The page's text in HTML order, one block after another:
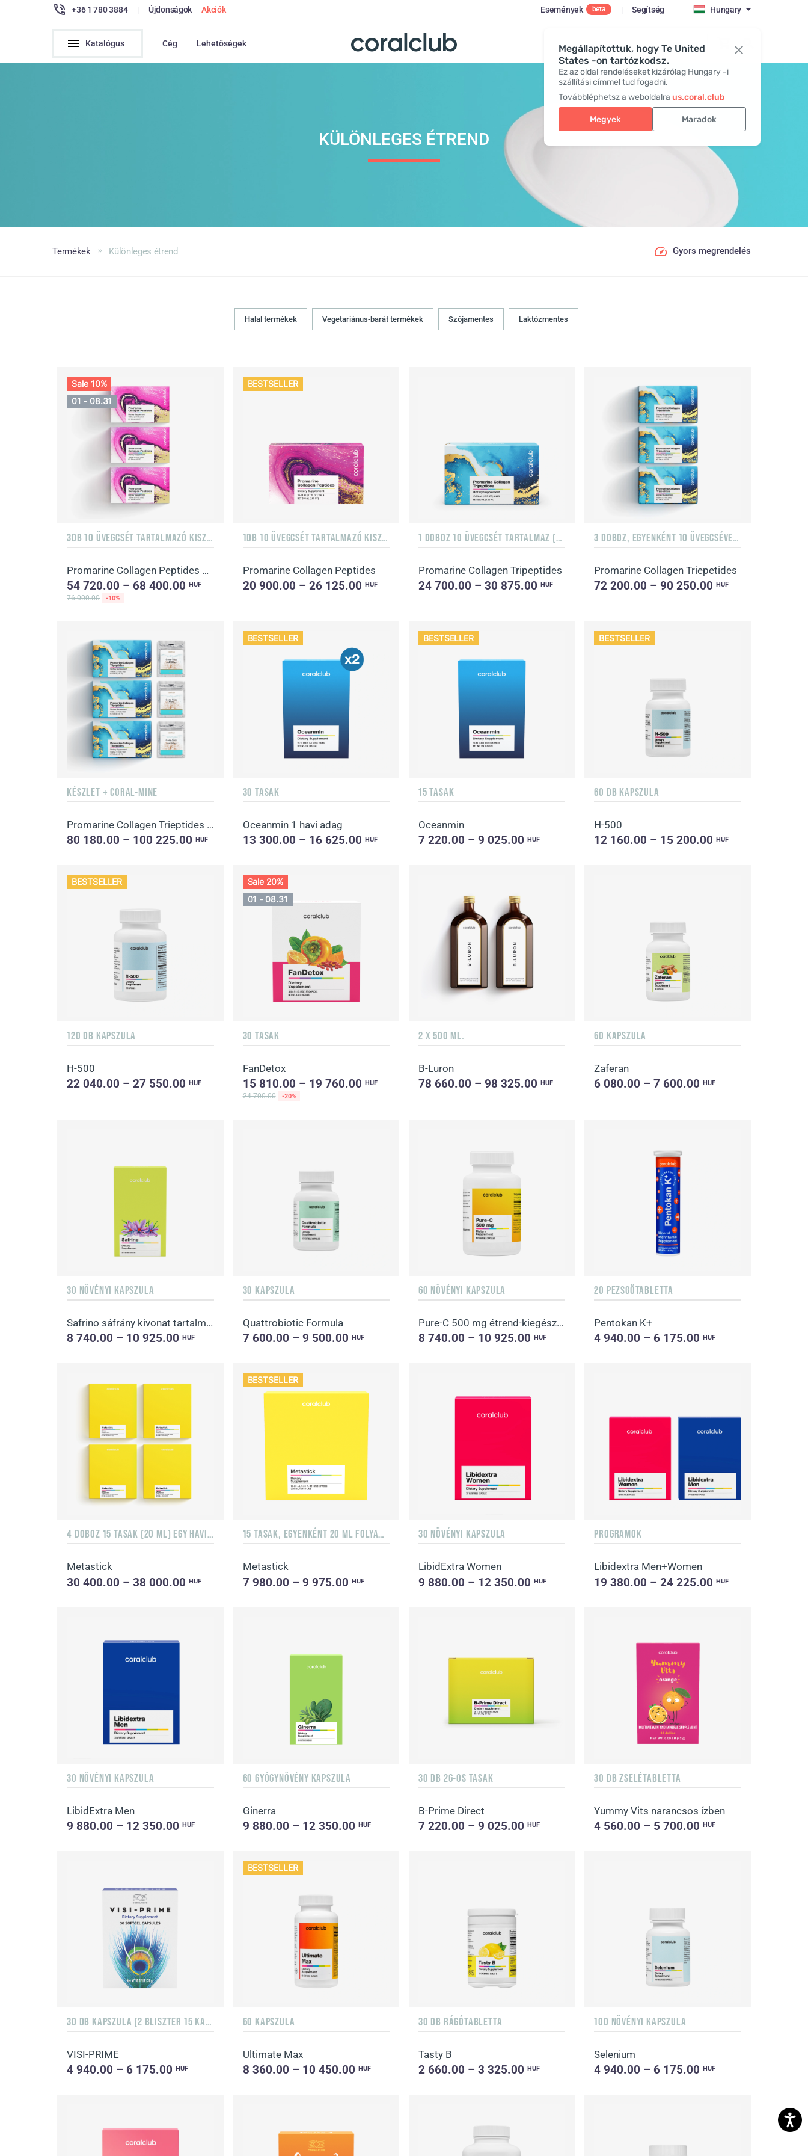
Megállapítottuk, hogy Te United
States -on tartózkodsz.
Ez az oldal rendeléseket kizárólag Hungary -i
szállítási címmel tud fogadni.
Továbbléphetsz a weboldalra us.coral.club
Megyek Maradok
+36 1 780 3884 | Újdonságok Akciók Események beta | Segítség Hungary
Katalógus Cég Lehetőségek Belépés
KÜLÖNLEGES ÉTREND
Termékek Különleges étrend Gyors megrendelés
Halal termékek Vegetariánus-barát termékek Szójamentes Laktózmentes
Sale 10%
01 - 08.31
3DB 10 ÜVEGCSÉT TARTALMAZÓ KISZERLÉS
Promarine Collagen Peptides étrend-kiegészítő, édesítőszerrel 1 havi adag
54 720.00 – 68 400.00HUF
76 000.00
-10%
BESTSELLER
1DB 10 ÜVEGCSÉT TARTALMAZÓ KISZERLÉS
Promarine Collagen Peptides
20 900.00 – 26 125.00 HUF
1 DOBOZ 10 ÜVEGCSÉT TARTALMAZ (50 ML)
Promarine Collagen Tripeptides
24 700.00 – 30 875.00 HUF
3 DOBOZ, EGYENKÉNT 10 ÜVEGCSÉVEL (50 ML)
Promarine Collagen Triepetides
72 200.00 – 90 250.00HUF
KÉSZLET + CORAL-MINE
Promarine Collagen Trieptides & Coral-Mine
80 180.00 – 100 225.00HUF
BESTSELLER
30 TASAK
Oceanmin 1 havi adag
13 300.00 – 16 625.00 HUF
BESTSELLER
15 TASAK
Oceanmin
7 220.00 – 9 025.00 HUF
BESTSELLER
60 DB KAPSZULA
H-500
12 160.00 – 15 200.00HUF
BESTSELLER
120 DB KAPSZULA
H-500
22 040.00 – 27 550.00HUF
Sale 20%
01 - 08.31
30 TASAK
FanDetox
15 810.00 – 19 760.00 HUF
24 700.00
-20%
2 X 500 ML.
B-Luron
78 660.00 – 98 325.00 HUF
60 KAPSZULA
Zaferan
6 080.00 – 7 600.00HUF
30 NÖVÉNYI KAPSZULA
Safrino sáfrány kivonat tartalmú étrend-kiegészítő kapszula
8 740.00 – 10 925.00HUF
30 KAPSZULA
Quattrobiotic Formula
7 600.00 – 9 500.00 HUF
60 NÖVÉNYI KAPSZULA
Pure-C 500 mg étrend-kiegészítő kapszula C-vitaminnal
8 740.00 – 10 925.00 HUF
20 PEZSGŐTABLETTA
Pentokan K+
4 940.00 – 6 175.00HUF
4 DOBOZ 15 TASAK (20 ML) EGY HAVI ADAG
Metastick
30 400.00 – 38 000.00HUF
BESTSELLER
15 TASAK, EGYENKÉNT 20 ML FOLYADÉKKAL
Metastick
7 980.00 – 9 975.00 HUF
30 NÖVÉNYI KAPSZULA
LibidExtra Women
9 880.00 – 12 350.00 HUF
PROGRAMOK
Libidextra Men+Women
19 380.00 – 24 225.00HUF
30 NÖVÉNYI KAPSZULA
LibidExtra Men
9 880.00 – 12 350.00HUF
60 GYÓGYNÖVÉNY KAPSZULA
Ginerra
9 880.00 – 12 350.00 HUF
30 DB 2G-OS TASAK
B-Prime Direct
7 220.00 – 9 025.00 HUF
30 DB ZSELÉTABLETTA
Yummy Vits narancsos ízben
4 560.00 – 5 700.00HUF
30 DB KAPSZULA (2 BLISZTER 15 KAPSZULÁVAL)
VISI-PRIME
4 940.00 – 6 175.00HUF
BESTSELLER
60 KAPSZULA
Ultimate Max
8 360.00 – 10 450.00 HUF
30 DB RÁGÓTABLETTA
Tasty B
2 660.00 – 3 325.00 HUF
100 NÖVÉNYI KAPSZULA
Selenium
4 940.00 – 6 175.00HUF